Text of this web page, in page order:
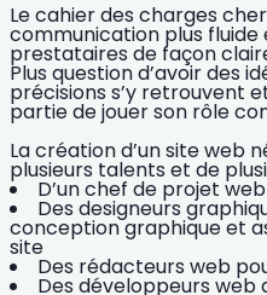
Le cahier des charges
communication plus fluide
prestataires de façon
Plus question d’avoir des
précisions s’y retrouvent
partie de jouer son rôle
Lacréation d’un site web
plusieurs talents et de
D’un chef de projet web
Des designeurs
conception graphique et
site
Des rédacteurs web
Des développeurs web